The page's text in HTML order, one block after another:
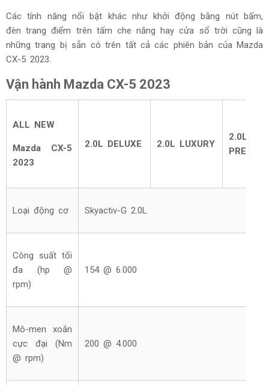
Các tính năng nổi bật khác như khởi động bằng nút bấm,
đèn trang điểm trên tấm che nắng hay cửa sổ trời cũng là
những trang bị sẵn có trên tất cả các phiên bản của Mazda
CX-5 2023.
Vận hành Mazda CX-5 2023
ALL NEW
Mazda CX-5
2023
2.0L DELUXE 2.0L LUXURY
2.0L
Loại động cơ Skyactiv-G 2.0L
Công suất tối
đa (hp @
rpm)
154 @ 6.000
Mô-men xoắn
cực đại (Nm
@ rpm)
200 @ 4.000